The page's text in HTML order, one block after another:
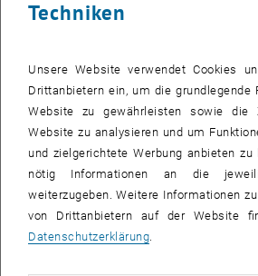
Verkehr, Zersiedelung oder
verursachen immer mehr klimarelevante
es zahlreiche Barrieren, die der Umsetzung
nachhaltigen Mobilitätsangeboten im
Bereichen ist deshalb ein radikales
ULTIMOB geht es darum, die
notwendige neue Mobilitätsangebote zu
bestehenden Lösungen sinnvoll zu
Techniken
Unsere Website verwendet Cookies
Drittanbietern ein, um die grundlegende
Website zu gewährleisten sowie die
Website zu analysieren und um
und zielgerichtete Werbung anbieten
nötig Informationen an die
weiterzugeben. Weitere Informationen
von Drittanbietern auf der Website
Datenschutzerklärung.